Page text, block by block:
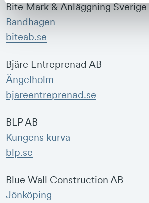
Bite Mark & Anläggning Sverige
Bandhagen
biteab.se
Bjäre Entreprenad AB
Ängelholm
bjareentreprenad.se
BLP AB
Kungens kurva
blp.se
Blue Wall Construction AB
Jönköping